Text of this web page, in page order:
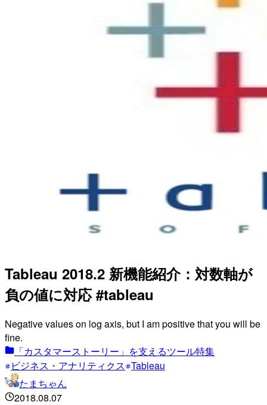
Tableau 2018.2 新機能紹介：対数軸が
負の値に対応 #tableau
Negative values on log axis, but I am positive that you will be
fine.
「カスタマーストーリー」を支えるツール特集
ビジネス・アナリティクス Tableau
たまちゃん
2018.08.07